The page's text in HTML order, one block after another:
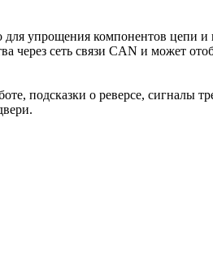
для упрощения компонентов цепи
через сеть связи CAN и может
подсказки о реверсе, сигналы